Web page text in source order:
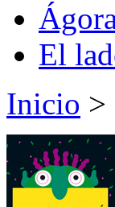
El
Inicio >